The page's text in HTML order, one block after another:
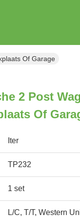
Of Garage
2 Post
Of
Iter
TP232
1 set
L/C, T/T, Western